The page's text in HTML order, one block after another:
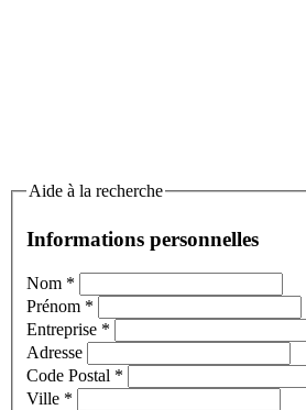
Aide à la recherche
Informations personnelles
Nom *
Prénom *
Entreprise *
Adresse
Code Postal *
Ville *